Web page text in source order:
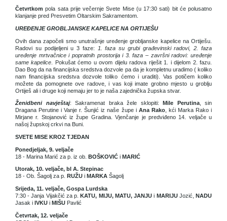
Četvrtkompola sata prije večernje Svete Mise (u 17:30 sati) bit će polusatno
klanjanje pred Presvetim Oltarskim Sakramentom.
UREĐENJE GROBLJANSKE KAPELICE NA ORTIJEŠU
Ovih dana započeli smo unutrašnje uređenje grobljanske kapelice na Ortiješu.
Radovi su podijeljeni u 3 faze:
1. faza su grubi građevinski radovi, 2. faza
uređenje mrtvačnice i popratnih prostorija i 3. faza – završni radovi: uređenje
same kapelice . Pokušat ćemo u ovom dijelu radova riješit 1. i dijelom 2. fazu.
Dao Bog da na financijska sredstva dozvole pa da je kompletnu uradimo ( koliko
nam financijska sredstva dozvole toliko ćemo i uraditi). Vas potičem koliko
možete da pomognete ove radove, i vas koji imate grobno mjesto u groblju
Ortiješ ali i druge koji nemaju jer to je naša zajednička župska stvar.
Ženidbeni navještaj: Sakramenat braka žele sklopiti: Mile Perutina, sin
Dragana Perutine i Vanje r. Šunjić iz naše župe i Ana Rako, kći Marka Rako i
Mirjane r. Stojanović iz župe Gradina. Vjenčanje je predviđeno 14. veljače u
našoj župskoj crkvi na Buni.
SVETE MISE KROZ TJEDAN
Ponedjeljak, 9. veljače
18 - Marina Marić za p. iz ob. BOŠKOVIĆ i MARIĆ
Utorak, 10. veljače, bl A. Stepinac
18 - Ob. Šagolj za p. RUŽU i MARKA Šagolj
Srijeda, 11. veljače, Gospa Lurdska
7:30 - Janja Vijakčić za p.KATU, MIJU, MATU, JANJUi MARIJU Jozić,NADU
Jasak i IVKU i MIŠU Pavlić
Četvrtak, 12. veljače